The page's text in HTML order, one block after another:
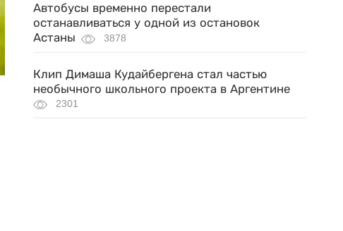
Автобусы временно перестали
останавливаться у одной из остановок
Астаны
3878
Клип Димаша Кудайбергена стал частью
необычного школьного проекта в Аргентине
2301